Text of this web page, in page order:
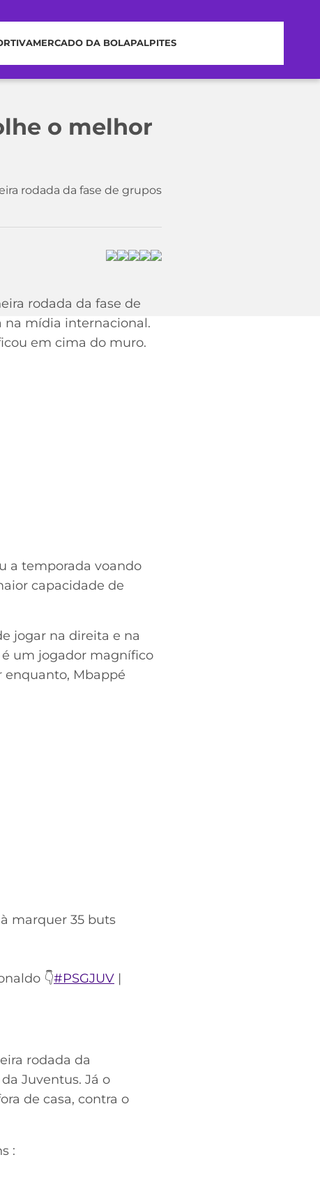
MERCADO DA BOLAPALPITES
o melhor
rodada da fase de grupos
rodada da fase de
na mídia internacional.
em cima do muro.
a temporada voando
capacidade de
jogar na direita e na
é um jogador magnífico
enquanto, Mbappé
marquer 35 buts
👇#PSGJUV |
rodada da
Juventus. Já o
de casa, contra o
: